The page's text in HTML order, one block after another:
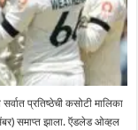
प्रतिष्ठेची कसोटी मालिका
समाप्त झाला. ऍडलेड ओव्हल